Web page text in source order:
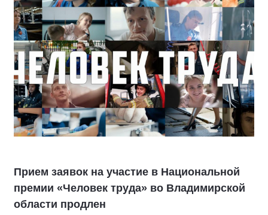
Прием заявок на участие в Национальной
премии «Человек труда» во Владимирской
области продлен